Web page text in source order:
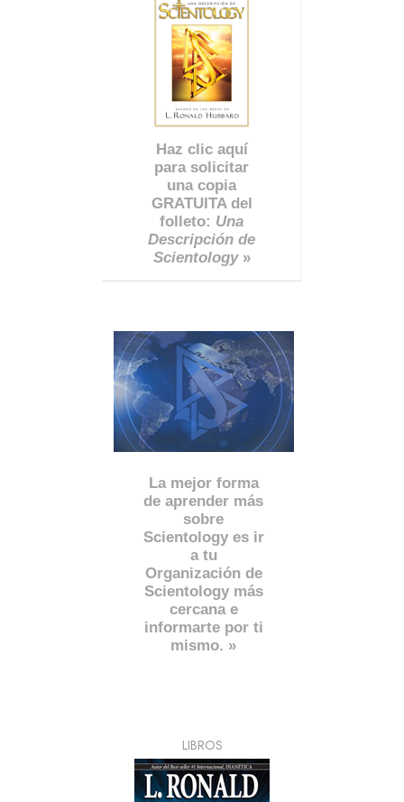
Haz clic aquí
para solicitar
una copia
GRATUITA del
folleto: Una
Descripción de
Scientology»
La mejor forma
de aprender más
sobre
Scientology es ir
a tu
Organización de
Scientology más
cercana e
informarte por ti
mismo. »
LIBROS